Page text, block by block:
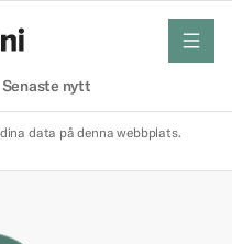
Senaste nytt
meny
data på denna webbplats.